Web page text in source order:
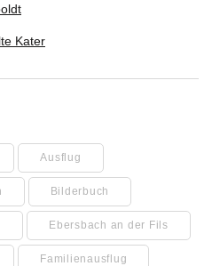
Kater
Ausflug
Bilderbuch
Ebersbach an der Fils
Familienausflug